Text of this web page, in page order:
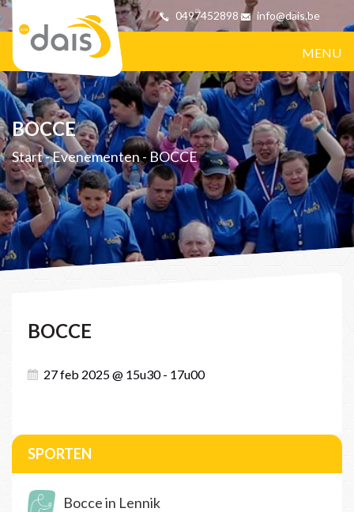
0497452898 info@dais.be
MENU
BOCCE
Start-Evenementen-BOCCE
BOCCE
27 feb 2025 @ 15u30 - 17u00
SPORTEN
Bocce in Lennik